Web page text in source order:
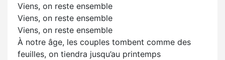
Viens, on reste ensemble
Viens, on reste ensemble
Viens, on reste ensemble
À notre âge, les couples tombent comme des
feuilles, on tiendra jusqu’au printemps